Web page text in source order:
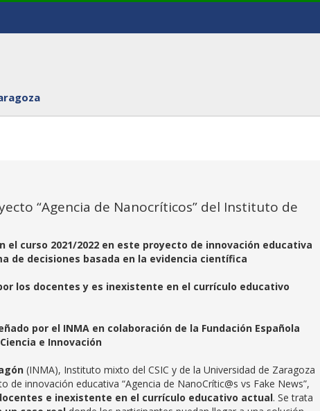
“Agencia de Nanocríticos” del Instituto de
curso 2021/2022 en este proyecto de innovación educativa
de decisiones basada en la evidencia científica
los docentes y es inexistente en el currículo educativo
por el INMA en colaboración de la Fundación Española
e Innovación
(INMA), Instituto mixto del CSIC y de la Universidad de Zaragoza
innovación educativa “Agencia de NanoCrític@s vs Fake News”,
e inexistente en el currículo educativo actual. Se trata